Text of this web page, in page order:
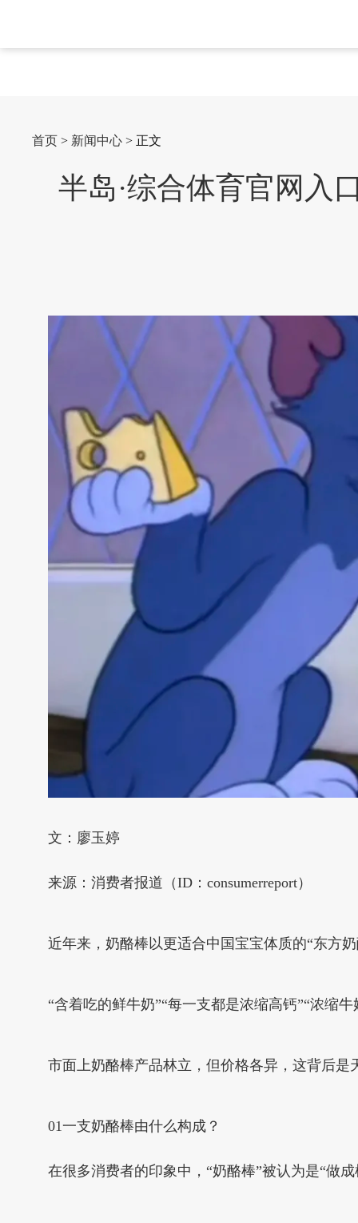
首页 > 新闻中心 > 正文
半岛·综合体育官网入
文：廖玉婷
来源：消费者报道（ID：consumerreport）
近年来，奶酪棒以更适合中国宝宝体质的“东方
“含着吃的鲜牛奶”“每一支都是浓缩高钙”“浓
市面上奶酪棒产品林立，但价格各异，这背后
01一支奶酪棒由什么构成？
在很多消费者的印象中，“奶酪棒”被认为是“做